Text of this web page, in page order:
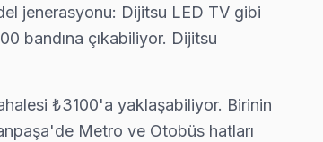
jenerasyonu: Dijitsu LED TV gibi
bandına çıkabiliyor. Dijitsu
₺3100'a yaklaşabiliyor. Birinin
Metro ve Otobüs hatları